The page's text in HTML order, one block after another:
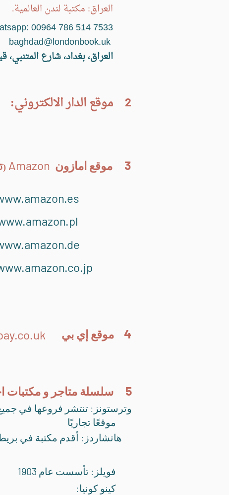
العراق: مكتبة لندن العالمية.
baghdad@londonbook.uk
العراق، بغداد، شارع المتنبي،
2 موقع‭ ‬الدار‭ ‬الالكتروني:
3 موقع امازون Amazon
4 موقع إي بي
5 سلسلة‭ ‬متاجر‭ ‬و‭ ‬مكتبات‭ ‬اجنبية
وترستونز: تنتشر فروعها في جميع
هاتشاردز: أقدم مكتبة في
‬ فويلز: تأسست عام
:كينو كونيا